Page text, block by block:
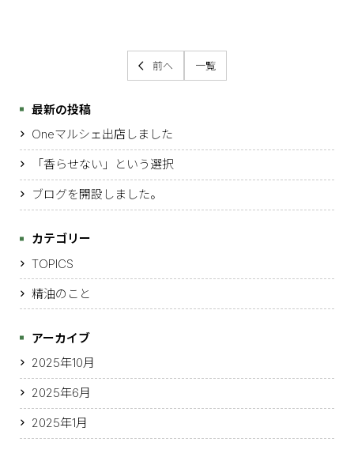
前へ 一覧
最新の投稿
Oneマルシェ出店しました
「香らせない」という選択
ブログを開設しました。
カテゴリー
TOPICS
精油のこと
アーカイブ
2025年10月
2025年6月
2025年1月